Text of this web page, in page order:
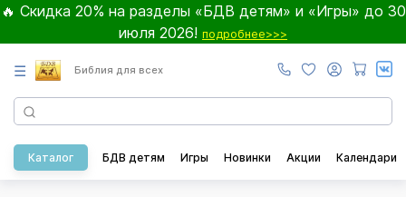
🔥 Скидка 20% на разделы «БДВ детям» и «Игры» до 30
июля 2026! подробнее>>>
☰ Библия для всех
Каталог БДВ детям Игры Новинки Акции Календари